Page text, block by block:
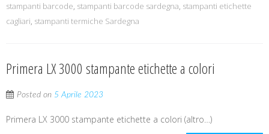
stampanti barcode, stampanti barcode sardegna, stampanti etichette
cagliari, stampanti termiche Sardegna
Primera LX 3000 stampante etichette a colori
Posted on 5 Aprile 2023
Primera LX 3000 stampante etichette a colori (altro…)